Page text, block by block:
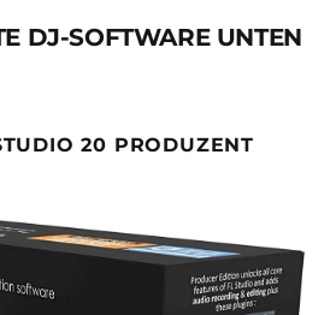
DJ-SOFTWARE UNTEN
20 PRODUZENT